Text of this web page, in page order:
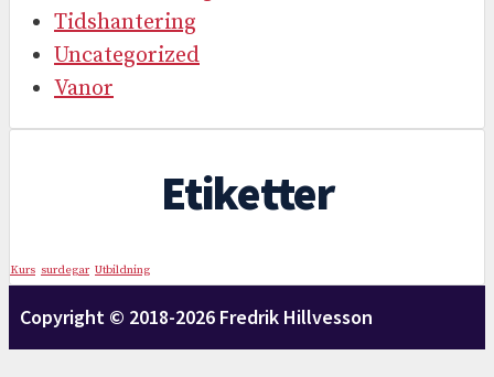
Tidshantering
Uncategorized
Vanor
Etiketter
Kurs surdegar Utbildning
Copyright © 2018-2026 Fredrik Hillvesson